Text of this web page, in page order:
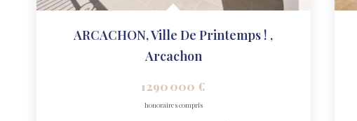
ARCACHON, Ville De Printemps ! ,
Arcachon
1 290 000 €
honoraires compris